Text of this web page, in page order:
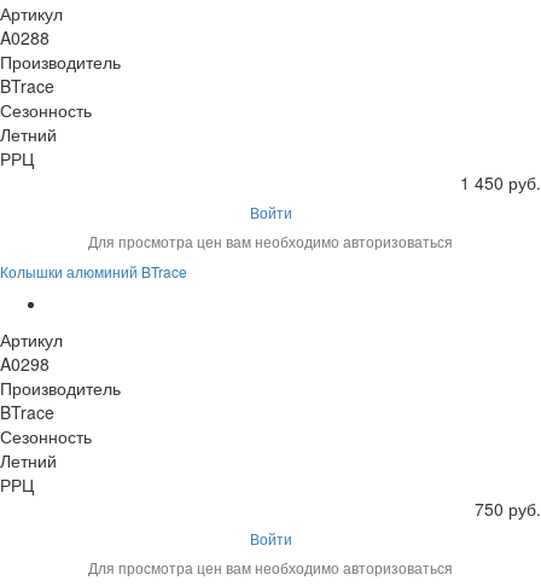
Артикул
A0288
Производитель
BTrace
Сезонность
Летний
РРЦ
1 450 руб.
Войти
Для просмотра цен вам необходимо авторизоваться
Колышки алюминий BTrace
Артикул
A0298
Производитель
BTrace
Сезонность
Летний
РРЦ
750 руб.
Войти
Для просмотра цен вам необходимо авторизоваться